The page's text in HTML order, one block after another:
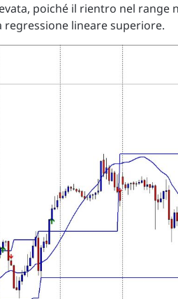
poiché il rientro nel
regressione lineare superiore.